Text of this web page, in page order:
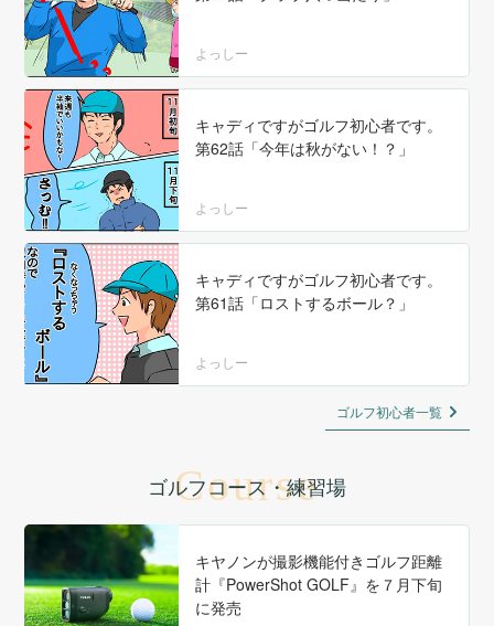
ゴルフ初心者一覧
よっしー
キャディですがゴルフ初心者です。
第62話「今年は秋がない！？」
よっしー
キャディですがゴルフ初心者です。
第61話「ロストするボール？」
よっしー
ゴルフコース・練習場
Course
キヤノンが撮影機能付きゴルフ距離
計『PowerShot GOLF』を７月下旬
に発売